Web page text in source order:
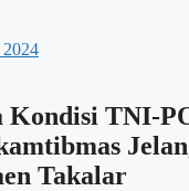
2024
Kondisi TNI-
Takalar